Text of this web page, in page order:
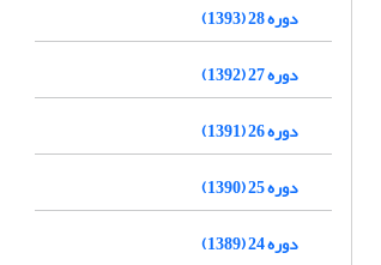
دوره 28 (1393)
دوره 27 (1392)
دوره 26 (1391)
دوره 25 (1390)
دوره 24 (1389)